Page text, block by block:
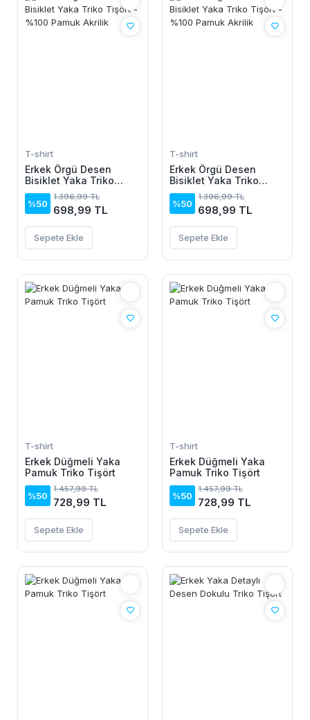
T-shirt
Erkek Örgü Desen
Bisiklet Yaka Triko
Tişört - %100 Pamuk
Akrilik
%50
1.396,99 TL
698,99 TL
Sepete Ekle
T-shirt
Erkek Örgü Desen
Bisiklet Yaka Triko
Tişört - %100 Pamuk
Akrilik
%50
1.396,99 TL
698,99 TL
Sepete Ekle
T-shirt
Erkek Düğmeli Yaka
Pamuk Triko Tişört
%50
1.457,99 TL
728,99 TL
Sepete Ekle
T-shirt
Erkek Düğmeli Yaka
Pamuk Triko Tişört
%50
1.457,99 TL
728,99 TL
Sepete Ekle